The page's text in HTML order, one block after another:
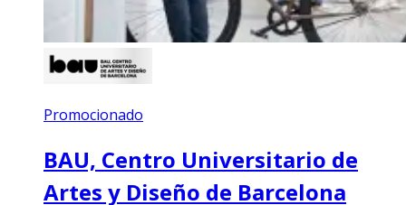
Promocionado
BAU, Centro Universitario de
Artes y Diseño de Barcelona